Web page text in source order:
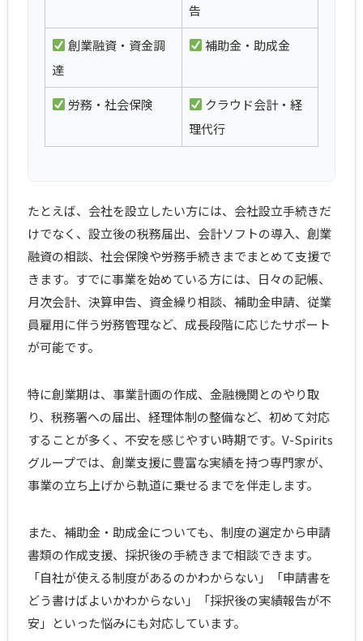
告
創業融資・資金調
達
補助金・助成金
労務・社会保険
クラウド会計・経
理代行
たとえば、会社を設立したい方には、会社設立手続きだ
けでなく、設立後の税務届出、会計ソフトの導入、創業
融資の相談、社会保険や労務手続きまでまとめて支援で
きます。すでに事業を始めている方には、日々の記帳、
月次会計、決算申告、資金繰り相談、補助金申請、従業
員雇用に伴う労務管理など、成長段階に応じたサポート
が可能です。
特に創業期は、事業計画の作成、金融機関とのやり取
り、税務署への届出、経理体制の整備など、初めて対応
することが多く、不安を感じやすい時期です。V-Spirits
グループでは、創業支援に豊富な実績を持つ専門家が、
事業の立ち上げから軌道に乗せるまでを伴走します。
また、補助金・助成金についても、制度の選定から申請
書類の作成支援、採択後の手続きまで相談できます。
「自社が使える制度があるのかわからない」「申請書を
どう書けばよいかわからない」「採択後の実績報告が不
安」といった悩みにも対応しています。